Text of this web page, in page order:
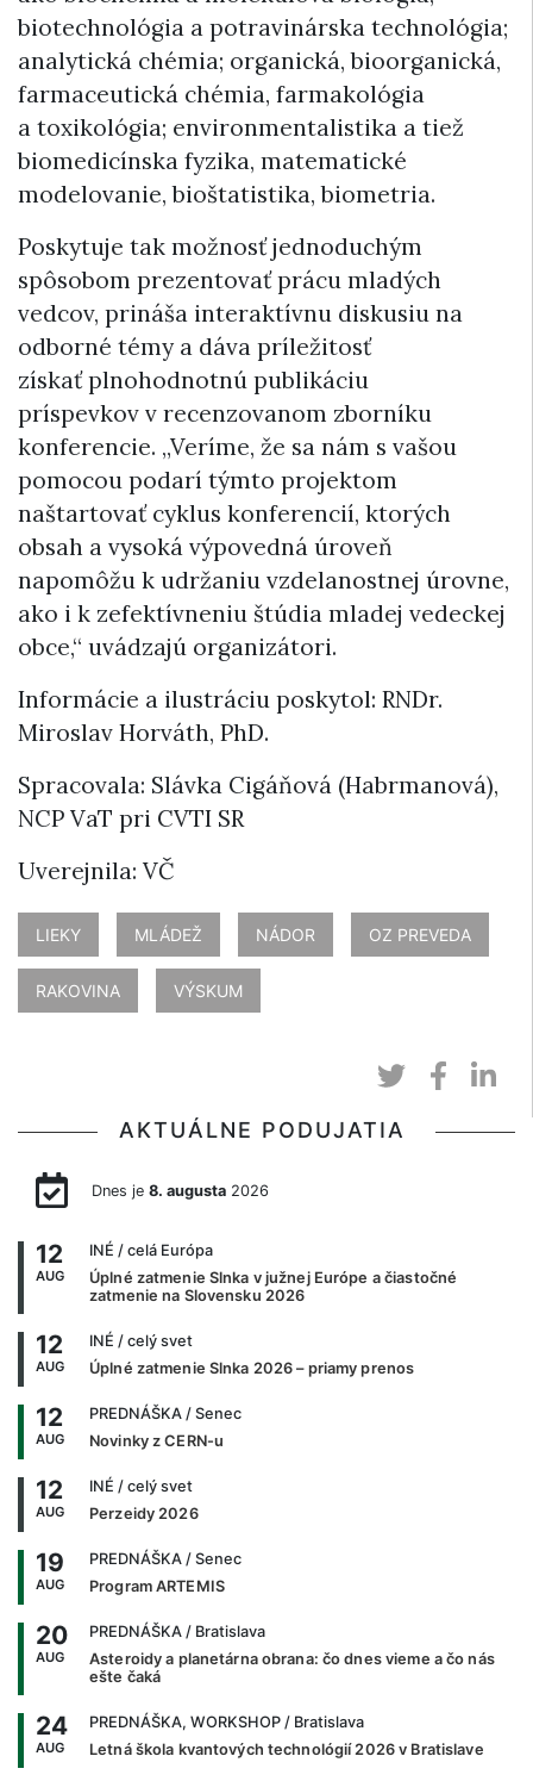
biotechnológia a potravinárska technológia;
analytická chémia; organická, bioorganická,
farmaceutická chémia, farmakológia
a toxikológia; environmentalistika a tiež
biomedicínska fyzika, matematické
modelovanie, bioštatistika, biometria.
Poskytuje tak možnosť jednoduchým
spôsobom prezentovať prácu mladých
vedcov, prináša interaktívnu diskusiu na
odborné témy a dáva príležitosť
získať plnohodnotnú publikáciu
príspevkov v recenzovanom zborníku
konferencie. „Veríme, že sa nám s vašou
pomocou podarí týmto projektom
naštartovať cyklus konferencií, ktorých
obsah a vysoká výpovedná úroveň
napomôžu k udržaniu vzdelanostnej úrovne,
ako i k zefektívneniu štúdia mladej vedeckej
obce,“ uvádzajú organizátori.
Informácie a ilustráciu poskytol: RNDr.
Miroslav Horváth, PhD.
Spracovala: Slávka Cigáňová (Habrmanová),
NCP VaT pri CVTI SR
Uverejnila: VČ
LIEKY MLÁDEŽ NÁDOR OZ PREVEDA
RAKOVINA VÝSKUM
AKTUÁLNE PODUJATIA
Dnes je 8. augusta2026
12
AUG
INÉ / celá Európa
Úplné zatmenie Slnka v južnej Európe a čiastočné
zatmenie na Slovensku 2026
12
AUG
INÉ / celý svet
Úplné zatmenie Slnka 2026 – priamy prenos
12
AUG
PREDNÁŠKA / Senec
Novinky z CERN-u
12
AUG
INÉ / celý svet
Perzeidy 2026
19
AUG
PREDNÁŠKA / Senec
Program ARTEMIS
20
AUG
PREDNÁŠKA / Bratislava
Asteroidy a planetárna obrana: čo dnes vieme a čo nás
ešte čaká
24
AUG
PREDNÁŠKA, WORKSHOP / Bratislava
Letná škola kvantových technológií 2026 v Bratislave